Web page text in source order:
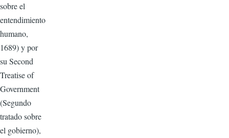
sobre el
entendimiento
humano,
1689) y por
su Second
Treatise of
Government
(Segundo
tratado sobre
el gobierno),